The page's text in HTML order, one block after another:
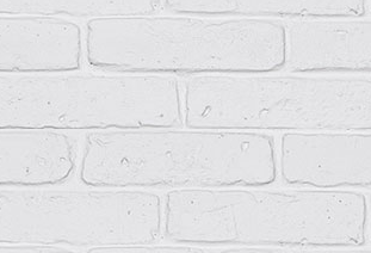
ПР11 расположены нулевая рабочая и
или проводов и заземляется корпус
шиной может быть установлена перемычка.
с помощью кабельного наконечника.
выключателя, А 100;
В 230/
TN-